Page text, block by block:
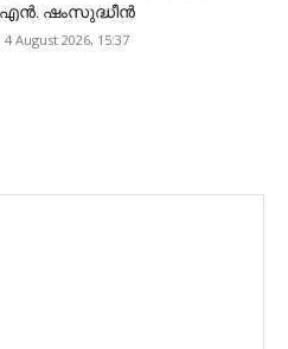
എന്‍. ഷംസുദ്ധീന്‍
August 2026, 15:37